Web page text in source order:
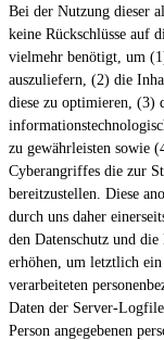
Bei der Nutzung dieser
keine Rückschlüsse auf
vielmehr benötigt, um
auszuliefern, (2) die
diese zu optimieren, (3)
zu gewährleisten sowie
Cyberangriffes die zur
bereitzustellen. Diese
durch uns daher
den Datenschutz und
erhöhen, um letztlich
verarbeiteten
Daten der Server-
Person angegebenen